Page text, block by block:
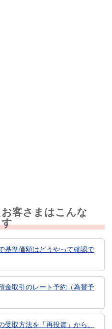
客さまはこんな
基準価額はどうやって確認で
金取引のレート予約（為替予
受取方法を「再投資」から、